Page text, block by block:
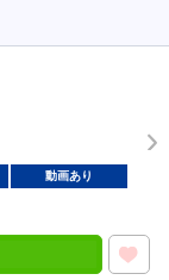
動画あり